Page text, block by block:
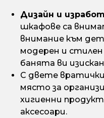
Дизайн и
шкафове са
внимание към
модерен и
банята ви
С двете
място за
хигиенни
аксесоари.